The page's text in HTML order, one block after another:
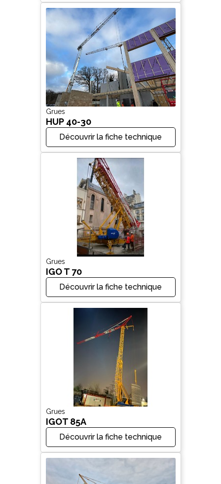
Grues
HUP 40-30
Découvrir la fiche technique
Grues
IGO T 70
Découvrir la fiche technique
Grues
IGOT 85A
Découvrir la fiche technique